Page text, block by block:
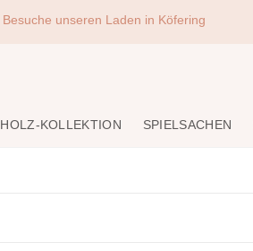
Besuche unseren Laden in Köfering
HOLZ-KOLLEKTION SPIELSACHEN